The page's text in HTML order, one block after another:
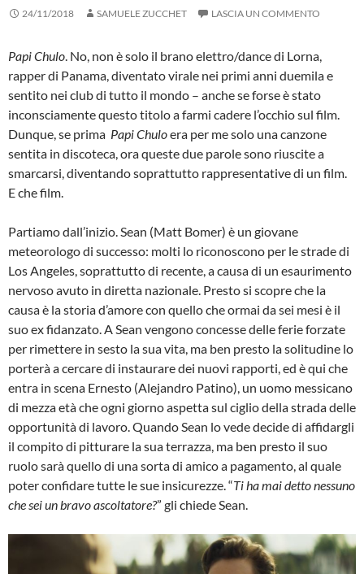
24/11/2018 SAMUELE ZUCCHET LASCIA UN COMMENTO
Papi Chulo. No, non è solo il brano elettro/dance di Lorna,
rapper di Panama, diventato virale nei primi anni duemila e
sentito nei club di tutto il mondo – anche se forse è stato
inconsciamente questo titolo a farmi cadere l’occhio sul film.
Dunque, se prima Papi Chuloera per me solo una canzone
sentita in discoteca, ora queste due parole sono riuscite a
smarcarsi, diventando soprattutto rappresentative di un film.
E che film.
Partiamo dall’inizio. Sean (Matt Bomer) è un giovane
meteorologo di successo: molti lo riconoscono per le strade di
Los Angeles, soprattutto di recente, a causa di un esaurimento
nervoso avuto in diretta nazionale. Presto si scopre che la
causa è la storia d’amore con quello che ormai da sei mesi è il
suo ex fidanzato. A Sean vengono concesse delle ferie forzate
per rimettere in sesto la sua vita, ma ben presto la solitudine lo
porterà a cercare di instaurare dei nuovi rapporti, ed è qui che
entra in scena Ernesto (Alejandro Patino), un uomo messicano
di mezza età che ogni giorno aspetta sul ciglio della strada delle
opportunità di lavoro. Quando Sean lo vede decide di affidargli
il compito di pitturare la sua terrazza, ma ben presto il suo
ruolo sarà quello di una sorta di amico a pagamento, al quale
poter confidare tutte le sue insicurezze. “Ti ha mai detto nessuno
che sei un bravo ascoltatore?” gli chiede Sean.